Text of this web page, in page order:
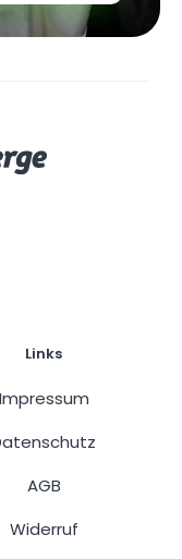
Links
Impressum
AGB
Widerruf